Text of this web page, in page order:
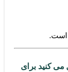
است.
می کنید برای